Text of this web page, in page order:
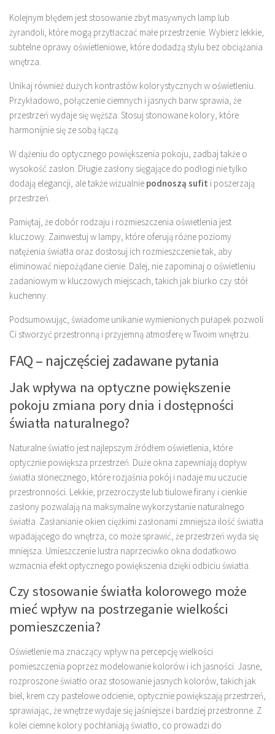
Kolejnym błędem jest stosowanie zbyt masywnych lamp lub
żyrandoli, które mogą przytłaczać małe przestrzenie. Wybierz lekkie,
subtelne oprawy oświetleniowe, które dodadzą stylu bez obciążania
wnętrza.
Unikaj również dużych kontrastów kolorystycznych w oświetleniu.
Przykładowo, połączenie ciemnych i jasnych barw sprawia, że
przestrzeń wydaje się węższa. Stosuj stonowane kolory, które
harmonijnie się ze sobą łączą.
W dążeniu do optycznego powiększenia pokoju, zadbaj także o
wysokość zasłon. Długie zasłony sięgające do podłogi nie tylko
dodają elegancji, ale także wizualnie podnoszą sufit i poszerzają
przestrzeń.
Pamiętaj, że dobór rodzaju i rozmieszczenia oświetlenia jest
kluczowy. Zainwestuj w lampy, które oferują różne poziomy
natężenia światła oraz dostosuj ich rozmieszczenie tak, aby
eliminować niepożądane cienie. Dalej, nie zapominaj o oświetleniu
zadaniowym w kluczowych miejscach, takich jak biurko czy stół
kuchenny.
Podsumowując, świadome unikanie wymienionych pułapek pozwoli
Ci stworzyć przestronną i przyjemną atmosferę w Twoim wnętrzu.
FAQ – najczęściej zadawane pytania
Jak wpływa na optyczne powiększenie
pokoju zmiana pory dnia i dostępności
światła naturalnego?
Naturalne światło jest najlepszym źródłem oświetlenia, które
optycznie powiększa przestrzeń. Duże okna zapewniają dopływ
światła słonecznego, które rozjaśnia pokój i nadaje mu uczucie
przestronności. Lekkie, przezroczyste lub tiulowe firany i cienkie
zasłony pozwalają na maksymalne wykorzystanie naturalnego
światła. Zasłanianie okien ciężkimi zasłonami zmniejsza ilość światła
wpadającego do wnętrza, co może sprawić, że przestrzeń wyda się
mniejsza. Umieszczenie lustra naprzeciwko okna dodatkowo
wzmacnia efekt optycznego powiększenia dzięki odbiciu światła.
Czy stosowanie światła kolorowego może
mieć wpływ na postrzeganie wielkości
pomieszczenia?
Oświetlenie ma znaczący wpływ na percepcję wielkości
pomieszczenia poprzez modelowanie kolorów i ich jasności. Jasne,
rozproszone światło oraz stosowanie jasnych kolorów, takich jak
biel, krem czy pastelowe odcienie, optycznie powiększają przestrzeń,
sprawiając, że wnętrze wydaje się jaśniejsze i bardziej przestronne. Z
kolei ciemne kolory pochłaniają światło, co prowadzi do